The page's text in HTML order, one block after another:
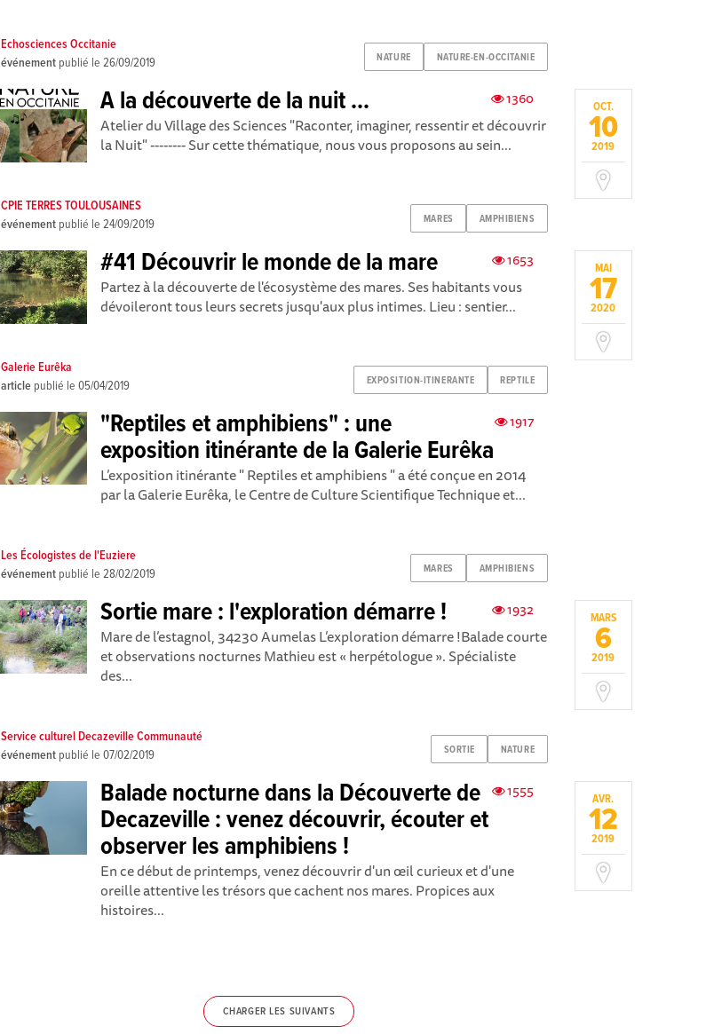
NATURE NATURE-EN-OCCITANIE
Echosciences Occitanie
événement publié le26/09/2019
OCT.
10
2019
1360
A la découverte de la nuit ...
Atelier du Village des Sciences "Raconter, imaginer, ressentir et découvrir
la Nuit" -------- Sur cette thématique, nous vous proposons au sein...
MARES AMPHIBIENS
CPIE TERRES TOULOUSAINES
événement publié le24/09/2019
MAI
17
2020
1653
#41 Découvrir le monde de la mare
Partez à la découverte de l'écosystème des mares. Ses habitants vous
dévoileront tous leurs secrets jusqu'aux plus intimes. Lieu : sentier...
EXPOSITION-ITINERANTE REPTILE
Galerie Eurêka
article publié le05/04/2019
1917
"Reptiles et amphibiens" : une
exposition itinérante de la Galerie Eurêka
L’exposition itinérante " Reptiles et amphibiens " a été conçue en 2014
par la Galerie Eurêka, le Centre de Culture Scientifique Technique et...
MARES AMPHIBIENS
Les Écologistes de l'Euziere
événement publié le28/02/2019
MARS
6
2019
1932
Sortie mare : l'exploration démarre !
Mare de l’estagnol, 34230 Aumelas L’exploration démarre !Balade courte
et observations nocturnes Mathieu est « herpétologue ». Spécialiste
des...
SORTIE NATURE
Service culturel Decazeville Communauté
événement publié le07/02/2019
AVR.
12
2019
1555
Balade nocturne dans la Découverte de
Decazeville : venez découvrir, écouter et
observer les amphibiens !
En ce début de printemps, venez découvrir d'un œil curieux et d'une
oreille attentive les trésors que cachent nos mares. Propices aux
histoires...
CHARGER LES SUIVANTS